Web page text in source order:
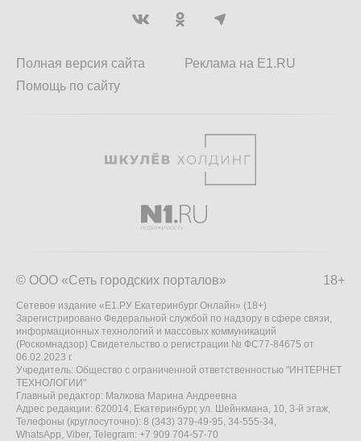
Полная версия сайта
Помощь по сайту
Реклама на E1.RU
18+
© ООО «Сеть городских порталов»
Сетевое издание «Е1.РУ Екатеринбург Онлайн» (18+)
Зарегистрировано Федеральной службой по надзору в сфере связи,
информационных технологий и массовых коммуникаций
(Роскомнадзор) Свидетельство о регистрации № ФС77-84675 от
06.02.2023 г.
Учредитель: Общество с ограниченной ответственностью "ИНТЕРНЕТ
ТЕХНОЛОГИИ"
Главный редактор: Малкова Марина Андреевна
Адрес редакции: 620014, Екатеринбург, ул. Шейнкмана, 10, 3-й этаж,
Телефоны (круглосуточно): 8 (343) 379-49-95, 34-555-34,
WhatsApp, Viber, Telegram: +7 909 704-57-70